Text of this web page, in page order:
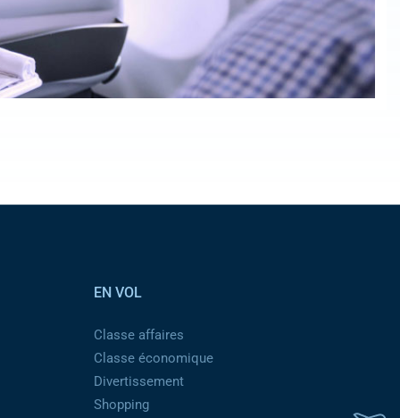
EN VOL
Classe affaires
Classe économique
Divertissement
Shopping